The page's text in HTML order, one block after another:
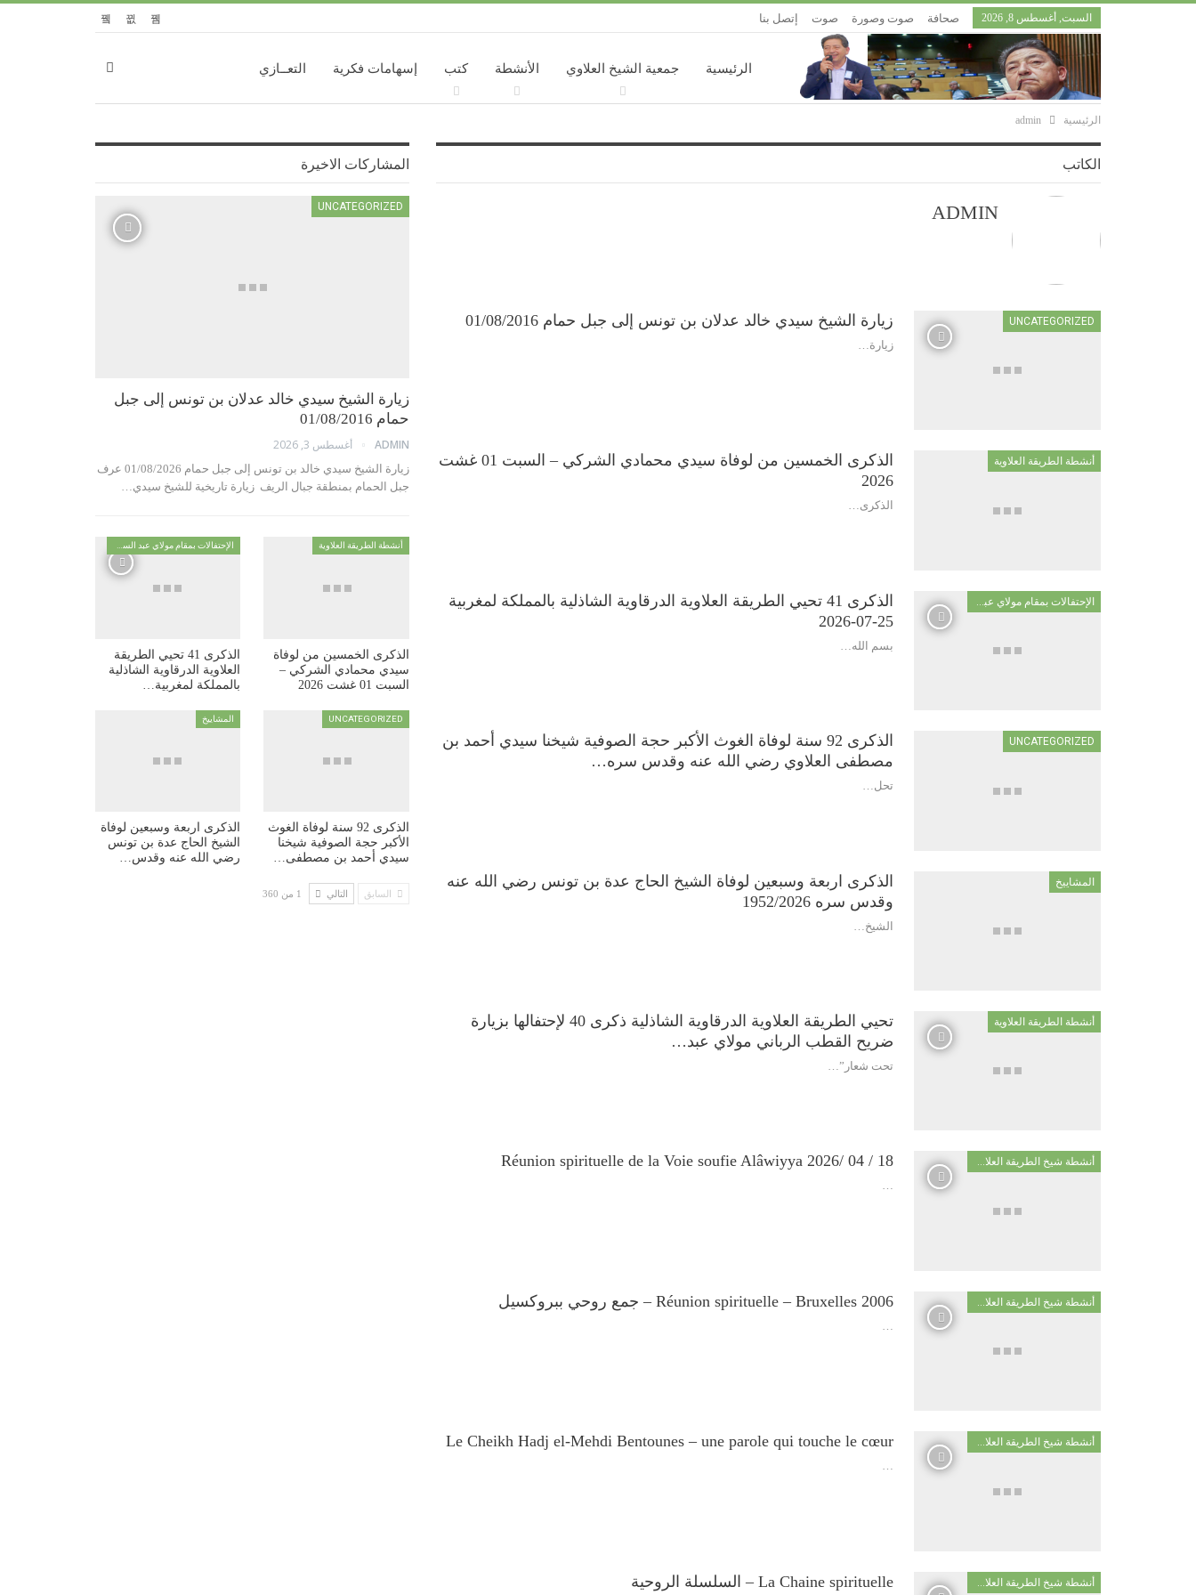
السبت, أغسطس 8, 2026 صحافة صوت وصورة صوت إتصل بنا
الرئيسية جمعية الشيخ العلاوي الأنشطة كتب إسهامات فكرية التعــازي
الرئيسية admin
الكاتب
ADMIN
UNCATEGORIZED زيارة الشيخ سيدي خالد عدلان بن تونس إلى جبل حمام 01/08/2016
زيارة…
أنشطة الطريقة العلاوية
الذكرى الخمسين من لوفاة سيدي محمادي الشركي – السبت 01 غشت
2026
الذكرى…
الذكرى 41 تحيي الطريقة العلاوية الدرقاوية الشاذلية بالمملكة لمغربية
25-07-2026
بسم الله…
UNCATEGORIZED
الذكرى 92 سنة لوفاة الغوث الأكبر حجة الصوفية شيخنا سيدي أحمد بن
مصطفى العلاوي رضي الله عنه وقدس سره…
تحل…
المشاييخ
الذكرى اربعة وسبعين لوفاة الشيخ الحاج عدة بن تونس رضي الله عنه
وقدس سره 1952/2026
الشيخ…
أنشطة الطريقة العلاوية
تحيي الطريقة العلاوية الدرقاوية الشاذلية ذكرى 40 لإحتفالها بزيارة
ضريح القطب الرباني مولاي عبد…
تحت شعار”…
أنشطة شيخ الطريقة العلاوية 18 / 04 /2026 Réunion spirituelle de la Voie soufie Alâwiyya
…
Réunion spirituelle – Bruxelles 2006 – جمع روحي ببروكسيل
أنشطة شيخ الطريقة العلاوية Le Cheikh Hadj el-Mehdi Bentounes – une parole qui touche le cœur
…
La Chaine spirituelle – السلسلة الروحية
المشاركات الاخيرة
UNCATEGORIZED
زيارة الشيخ سيدي خالد عدلان بن تونس إلى جبل
حمام 01/08/2016
ADMIN أغسطس 3, 2026
زيارة الشيخ سيدي خالد بن تونس إلى جبل حمام 01/08/2026 عرف
جبل الحمام بمنطقة جبال الريف زيارة تاريخية للشيخ سيدي…
أنشطة الطريقة العلاوية
الذكرى الخمسين من لوفاة
سيدي محمادي الشركي –
السبت 01 غشت 2026
الإحتفالات بمقام مولاي عبد السلام ابن مشيش
الذكرى 41 تحيي الطريقة
العلاوية الدرقاوية الشاذلية
بالمملكة لمغربية…
UNCATEGORIZED
الذكرى 92 سنة لوفاة الغوث
الأكبر حجة الصوفية شيخنا
سيدي أحمد بن مصطفى…
المشاييخ
الذكرى اربعة وسبعين لوفاة
الشيخ الحاج عدة بن تونس
رضي الله عنه وقدس…
السابق التالي 1 من 360